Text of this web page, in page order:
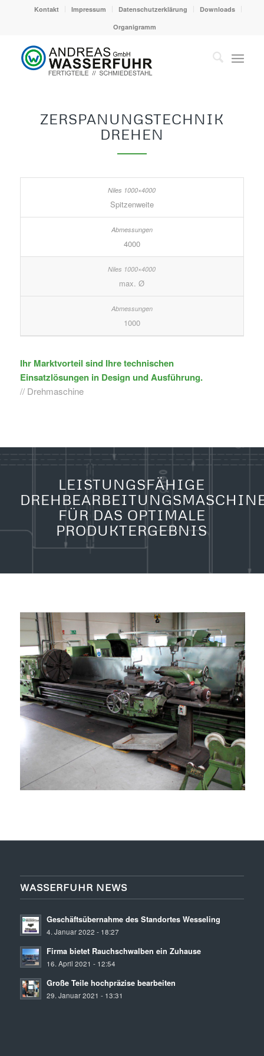
Kontakt Impressum Datenschutzerklärung
Downloads
Organigramm
ZERSPANUNGSTECHNIK
DREHEN
Spitzenweite
4000
max. Ø
1000
Ihr Marktvorteil sind Ihre technischen
Einsatzlösungen in Design und Ausführung.
// Drehmaschine
LEISTUNGSFÄHIGE
FÜR DAS OPTIMALE
PRODUKTERGEBNIS
WASSERFUHR NEWS
Geschäftsübernahme des Standortes Wesseling
4. Januar 2022 - 18:27
Firma bietet Rauchschwalben ein Zuhause
16. April 2021 - 12:54
Große Teile hochpräzise bearbeiten
29. Januar 2021 - 13:31